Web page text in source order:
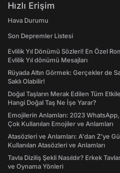
Hızlı Erişim
Hava Durumu
Son Depremler Listesi
Evlilik Yıl Dönümü Sözleri! En Özel
Evlilik Yıl dönümü Mesajları
Rüyada Altın Görmek: Gerçekler de
Saklı Olabilir!
Doğal Taşların Merak Edilen Tüm
Hangi Doğal Taş Ne İşe Yarar?
Emojilerin Anlamları: 2023
Çok Kullanılan Emojiler ve Anlamları
Atasözleri ve Anlamları: A'dan Z'ye
Kullanılan Atasözleri ve Anlamları
Tavla Diziliş Şekli Nasıldır? Erkek
ve Oynama Yönleri